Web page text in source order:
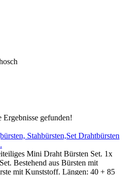
gefunden!
Drahtbürsten
Mini Draht Bürsten Set. 1x
Bestehend aus Bürsten mit
mit Kunststoff. Längen: 40 + 85